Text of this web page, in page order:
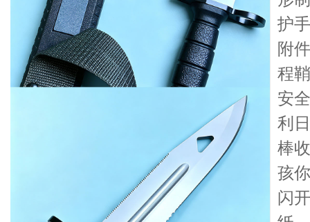
护
附
程
安
利
棒
孩
闪